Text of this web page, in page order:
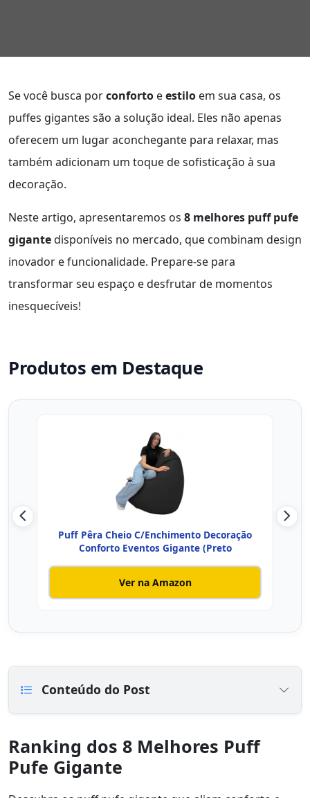
Se você busca porconforto eestilo em sua casa, os
puffes gigantes são a solução ideal. Eles não apenas
oferecem um lugar aconchegante para relaxar, mas
também adicionam um toque de sofisticação à sua
decoração.
Neste artigo, apresentaremos os 8 melhores puff pufe
gigantedisponíveis no mercado, que combinam design
inovador e funcionalidade. Prepare-se para
transformar seu espaço e desfrutar de momentos
inesquecíveis!
Produtos em Destaque
Puff Pêra Cheio C/Enchimento Decoração
Conforto Eventos Gigante (Preto
Ver na Amazon
Conteúdo do Post
Ranking dos 8 Melhores Puff
Pufe Gigante